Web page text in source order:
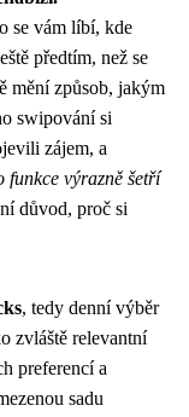
se vám líbí, kde
předtím, než se
mění způsob, jakým
swipování si
zájem, a
funkce výrazně šetří
důvod, proč si
, tedy denní výběr
zvláště relevantní
preferencí a
sadu